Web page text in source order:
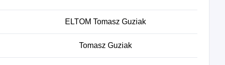
ELTOM Tomasz Guziak
Tomasz Guziak